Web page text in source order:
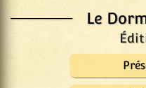
Le